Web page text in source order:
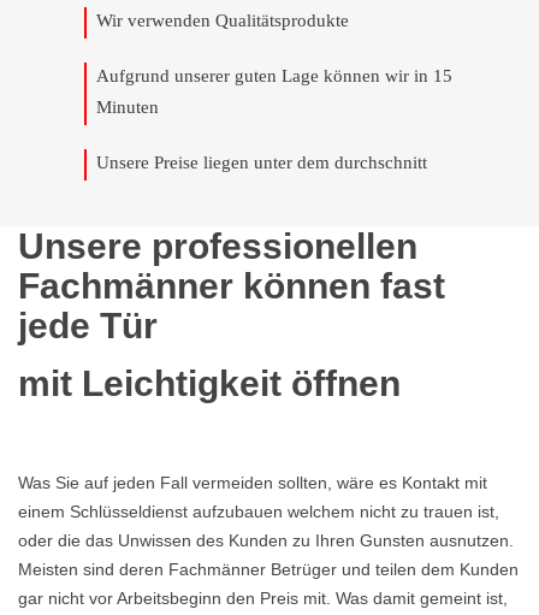
Wir verwenden Qualitätsprodukte
Aufgrund unserer guten Lage können wir in 15
Minuten
Unsere Preise liegen unter dem durchschnitt
Unsere professionellen
Fachmänner können fast
jede Tür
mit Leichtigkeit öffnen
Was Sie auf jeden Fall vermeiden sollten, wäre es Kontakt mit
einem Schlüsseldienst aufzubauen welchem nicht zu trauen ist,
oder die das Unwissen des Kunden zu Ihren Gunsten ausnutzen.
Meisten sind deren Fachmänner Betrüger und teilen dem Kunden
gar nicht vor Arbeitsbeginn den Preis mit. Was damit gemeint ist,